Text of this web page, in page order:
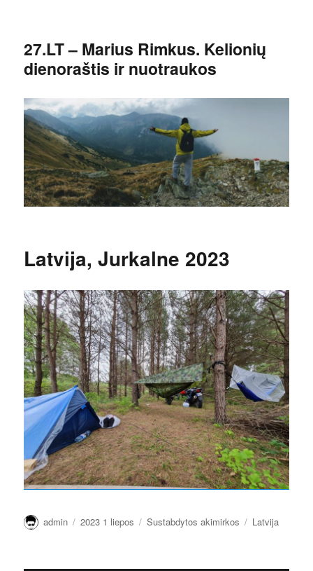
27.LT – Marius Rimkus. Kelionių
dienoraštis ir nuotraukos
Latvija, Jurkalne 2023
Autorius
admin Paskelbta
2023 1 liepos Kategorijos
Sustabdytos akimirkos Žymos
Latvija